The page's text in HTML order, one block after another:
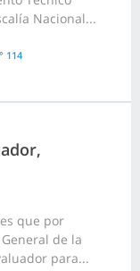
Nacional...
114
que por
de la
para...